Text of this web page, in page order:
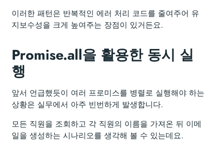
이러한 패턴은 반복적인 에러 처리 코드를 줄여주어 유
지보수성을 크게 높여주는 장점이 있거든요.
Promise.all을 활용한 동시 실
행
앞서 언급했듯이 여러 프로미스를 병렬로 실행해야 하는
상황은 실무에서 아주 빈번하게 발생합니다.
모든 직원을 조회하고 각 직원의 이름을 가져온 뒤 이메
일을 생성하는 시나리오를 생각해 볼 수 있는데요.